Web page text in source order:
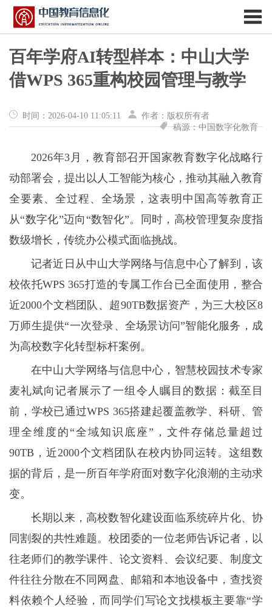
百年学府AI转型样本：中山大学
借WPS 365重构校园管理与教学
时间：2026-04-10 11:05:11
作者：版权所有者
稿源：中国数字化教育
2026年3月，教育部召开国家教育数字化战略行
动部署会，提出以人工智能为核心，推动其融入教育
全要素、全过程、全场景，这表明中国高等教育正
从“数字化”迈向“数智化”。同时，高校管理复杂度指
数级增长，传统办公模式面临挑战。
记者近日从中山大学网络与信息中心了解到，该
校依托WPS 365打造的专属工作台已全面使用，整合
近2000个文档团队、超90TB数据资产，为三大校区8
万师生提供“一次登录、全场景访问”智能化服务，成
为高校数字化转型标杆案例。
在中山大学网络与信息中心，智慧校园技术专家
麦礼斌向记者展示了一组令人瞩目的数据：截至目
前，学校已通过WPS 365搭建起覆盖教学、科研、管
理全维度的“全域知识底座”，文件存储总量超过
90TB，近2000个文档团队在校内协同运转。这组数
据的背后，是一所百年学府面对数字化浪潮的主动求
变。
长期以来，高校数智化建设面临系统碎片化、协
同割裂的共性难题。校团委的一位老师告诉记者，以
往老师们的教学课件、论文资料、会议纪要、制度文
件往往分散在不同网盘、邮箱和本地设备中，查找资
料依赖个人经验，而同学们写论文找模板主要靠“学